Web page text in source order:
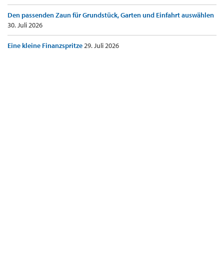
Den passenden Zaun für Grundstück, Garten und Einfahrt auswählen
30. Juli 2026
Eine kleine Finanzspritze29. Juli 2026